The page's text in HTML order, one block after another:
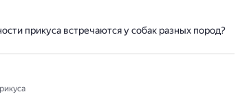
прикуса встречаются у собак разных пород?